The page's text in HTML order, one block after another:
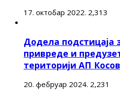
17. октобар 2022. 2,313
Додела подстицаја
привреде и
територији АП
20. фебруар 2024. 2,231